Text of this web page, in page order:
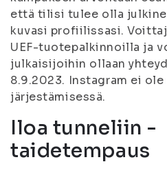
että tilisi tulee olla
kuvasi profiilissasi.
UEF-tuotepalkinnoilla ja
julkaisijoihin ollaan
8.9.2023. Instagram ei
järjestämisessä.
Iloa tunneliin -
taidetempaus